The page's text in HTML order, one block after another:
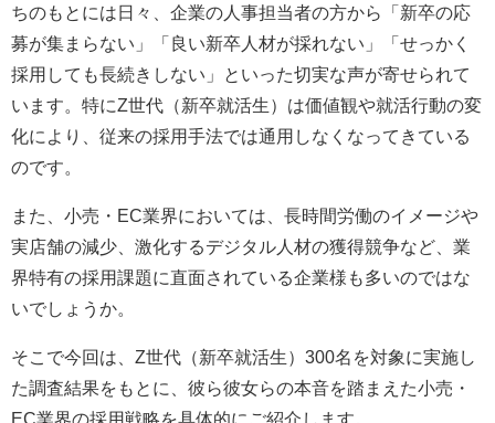
ちのもとには日々、企業の人事担当者の方から「新卒の応
募が集まらない」「良い新卒人材が採れない」「せっかく
採用しても長続きしない」といった切実な声が寄せられて
います。特にZ世代（新卒就活生）は価値観や就活行動の変
化により、従来の採用手法では通用しなくなってきている
のです。
また、小売・EC業界においては、長時間労働のイメージや
実店舗の減少、激化するデジタル人材の獲得競争など、業
界特有の採用課題に直面されている企業様も多いのではな
いでしょうか。
そこで今回は、Z世代（新卒就活生）300名を対象に実施し
た調査結果をもとに、彼ら彼女らの本音を踏まえた小売・
EC業界の採用戦略を具体的にご紹介します。